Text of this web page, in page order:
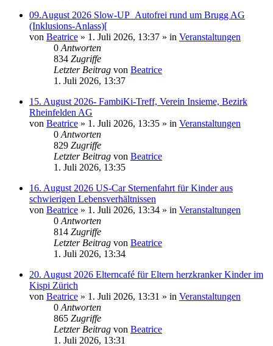
09.August 2026 Slow-UP_Autofrei rund um Brugg AG
(Inklusions-Anlass)[
von Beatrice » 1. Juli 2026, 13:37 » in Veranstaltungen
0 Antworten
834 Zugriffe
Letzter Beitrag von Beatrice
1. Juli 2026, 13:37
15. August 2026- FambiKi-Treff, Verein Insieme, Bezirk
Rheinfelden AG
von Beatrice » 1. Juli 2026, 13:35 » in Veranstaltungen
0 Antworten
829 Zugriffe
Letzter Beitrag von Beatrice
1. Juli 2026, 13:35
16. August 2026 US-Car Sternenfahrt für Kinder aus
schwierigen Lebensverhältnissen
von Beatrice » 1. Juli 2026, 13:34 » in Veranstaltungen
0 Antworten
814 Zugriffe
Letzter Beitrag von Beatrice
1. Juli 2026, 13:34
20. August 2026 Elterncafé für Eltern herzkranker Kinder im
Kispi Zürich
von Beatrice » 1. Juli 2026, 13:31 » in Veranstaltungen
0 Antworten
865 Zugriffe
Letzter Beitrag von Beatrice
1. Juli 2026, 13:31